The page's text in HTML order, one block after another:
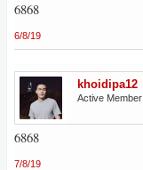
6868
6/8/19
khoidipa12
Active Member
6868
7/8/19